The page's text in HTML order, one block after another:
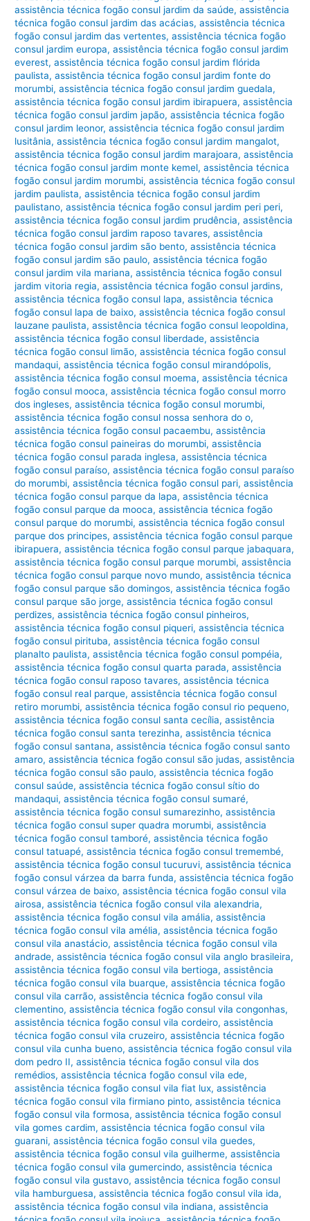
assistência técnica fogão consul jardim da saúde,assistência
técnica fogão consul jardim das acácias,assistência técnica
fogão consul jardim das vertentes,assistência técnica fogão
consul jardim europa,assistência técnica fogão consul jardim
everest,assistência técnica fogão consul jardim flórida
paulista,assistência técnica fogão consul jardim fonte do
morumbi,assistência técnica fogão consul jardim guedala,
assistência técnica fogão consul jardim ibirapuera,assistência
técnica fogão consul jardim japão,assistência técnica fogão
consul jardim leonor,assistência técnica fogão consul jardim
lusitânia,assistência técnica fogão consul jardim mangalot,
assistência técnica fogão consul jardim marajoara,assistência
técnica fogão consul jardim monte kemel,assistência técnica
fogão consul jardim morumbi,assistência técnica fogão consul
jardim paulista,assistência técnica fogão consul jardim
paulistano,assistência técnica fogão consul jardim peri peri,
assistência técnica fogão consul jardim prudência,assistência
técnica fogão consul jardim raposo tavares,assistência
técnica fogão consul jardim são bento,assistência técnica
fogão consul jardim são paulo,assistência técnica fogão
consul jardim vila mariana,assistência técnica fogão consul
jardim vitoria regia,assistência técnica fogão consul jardins,
assistência técnica fogão consul lapa,assistência técnica
fogão consul lapa de baixo,assistência técnica fogão consul
lauzane paulista,assistência técnica fogão consul leopoldina,
assistência técnica fogão consul liberdade,assistência
técnica fogão consul limão,assistência técnica fogão consul
mandaqui,assistência técnica fogão consul mirandópolis,
assistência técnica fogão consul moema,assistência técnica
fogão consul mooca,assistência técnica fogão consul morro
dos ingleses,assistência técnica fogão consul morumbi,
assistência técnica fogão consul nossa senhora do o,
assistência técnica fogão consul pacaembu,assistência
técnica fogão consul paineiras do morumbi,assistência
técnica fogão consul parada inglesa,assistência técnica
fogão consul paraíso,assistência técnica fogão consul paraíso
do morumbi,assistência técnica fogão consul pari,assistência
técnica fogão consul parque da lapa,assistência técnica
fogão consul parque da mooca,assistência técnica fogão
consul parque do morumbi,assistência técnica fogão consul
parque dos principes,assistência técnica fogão consul parque
ibirapuera,assistência técnica fogão consul parque jabaquara,
assistência técnica fogão consul parque morumbi,assistência
técnica fogão consul parque novo mundo,assistência técnica
fogão consul parque são domingos,assistência técnica fogão
consul parque são jorge,assistência técnica fogão consul
perdizes,assistência técnica fogão consul pinheiros,
assistência técnica fogão consul piqueri,assistência técnica
fogão consul pirituba,assistência técnica fogão consul
planalto paulista,assistência técnica fogão consul pompéia,
assistência técnica fogão consul quarta parada,assistência
técnica fogão consul raposo tavares,assistência técnica
fogão consul real parque,assistência técnica fogão consul
retiro morumbi,assistência técnica fogão consul rio pequeno,
assistência técnica fogão consul santa cecília,assistência
técnica fogão consul santa terezinha,assistência técnica
fogão consul santana,assistência técnica fogão consul santo
amaro,assistência técnica fogão consul são judas,assistência
técnica fogão consul são paulo,assistência técnica fogão
consul saúde,assistência técnica fogão consul sítio do
mandaqui,assistência técnica fogão consul sumaré,
assistência técnica fogão consul sumarezinho,assistência
técnica fogão consul super quadra morumbi,assistência
técnica fogão consul tamboré,assistência técnica fogão
consul tatuapé,assistência técnica fogão consul tremembé,
assistência técnica fogão consul tucuruvi,assistência técnica
fogão consul várzea da barra funda,assistência técnica fogão
consul várzea de baixo,assistência técnica fogão consul vila
airosa,assistência técnica fogão consul vila alexandria,
assistência técnica fogão consul vila amália,assistência
técnica fogão consul vila amélia,assistência técnica fogão
consul vila anastácio,assistência técnica fogão consul vila
andrade,assistência técnica fogão consul vila anglo brasileira,
assistência técnica fogão consul vila bertioga,assistência
técnica fogão consul vila buarque,assistência técnica fogão
consul vila carrão,assistência técnica fogão consul vila
clementino,assistência técnica fogão consul vila congonhas,
assistência técnica fogão consul vila cordeiro,assistência
técnica fogão consul vila cruzeiro,assistência técnica fogão
consul vila cunha bueno,assistência técnica fogão consul vila
dom pedro II,assistência técnica fogão consul vila dos
remédios,assistência técnica fogão consul vila ede,
assistência técnica fogão consul vila fiat lux,assistência
técnica fogão consul vila firmiano pinto,assistência técnica
fogão consul vila formosa,assistência técnica fogão consul
vila gomes cardim,assistência técnica fogão consul vila
guarani,assistência técnica fogão consul vila guedes,
assistência técnica fogão consul vila guilherme,assistência
técnica fogão consul vila gumercindo,assistência técnica
fogão consul vila gustavo,assistência técnica fogão consul
vila hamburguesa,assistência técnica fogão consul vila ida,
assistência técnica fogão consul vila indiana,assistência